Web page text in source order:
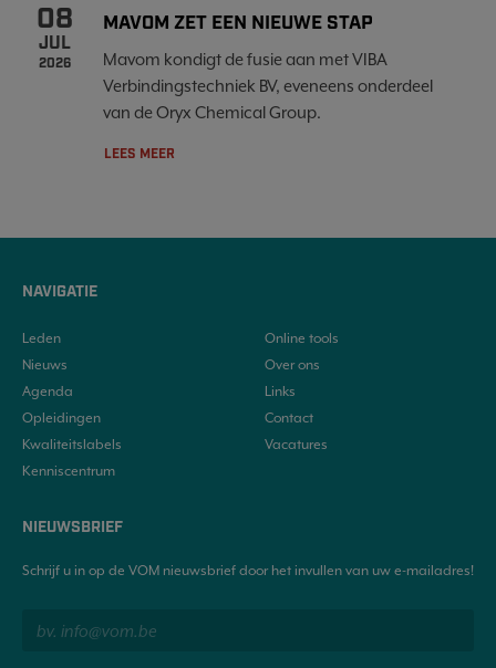
08
JUL
2026
MAVOM ZET EEN NIEUWE STAP
Mavom kondigt de fusie aan met VIBA
Verbindingstechniek BV, eveneens onderdeel
van de Oryx Chemical Group.
LEES MEER
NAVIGATIE
Leden
Nieuws
Agenda
Opleidingen
Kwaliteitslabels
Kenniscentrum
Online tools
Over ons
Links
Contact
Vacatures
NIEUWSBRIEF
Schrijf u in op de VOM nieuwsbrief door het invullen van uw e-mailadres!